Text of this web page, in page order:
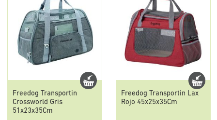
Freedog Transportin
Crossworld Gris
51x23x35Cm
Freedog Transportin Lax
Rojo 45x25x35Cm